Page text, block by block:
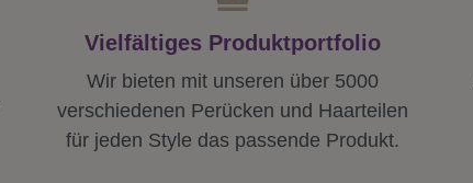
Vielfältiges Produktportfolio
Wir bieten mit unseren über 5000
verschiedenen Perücken und Haarteilen
für jeden Style das passende Produkt.